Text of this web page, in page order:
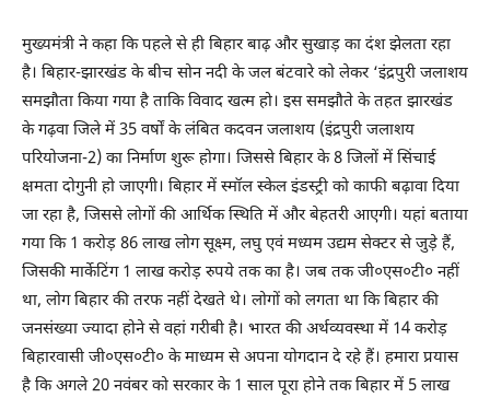
मुख्यमंत्री ने कहा कि पहले से ही बिहार बाढ़ और सुखाड़ का दंश झेलता रहा
है। बिहार-झारखंड के बीच सोन नदी के जल बंटवारे को लेकर ‘इंद्रपुरी जलाशय
समझौता किया गया है ताकि विवाद खत्म हो। इस समझौते के तहत झारखंड
के गढ़वा जिले में 35 वर्षों के लंबित कदवन जलाशय (इंद्रपुरी जलाशय
परियोजना-2) का निर्माण शुरू होगा। जिससे बिहार के 8 जिलों में सिंचाई
क्षमता दोगुनी हो जाएगी। बिहार में स्मॉल स्केल इंडस्ट्री को काफी बढ़ावा दिया
जा रहा है, जिससे लोगों की आर्थिक स्थिति में और बेहतरी आएगी। यहां बताया
गया कि 1 करोड़ 86 लाख लोग सूक्ष्म, लघु एवं मध्यम उद्यम सेक्टर से जुड़े हैं,
जिसकी मार्केटिंग 1 लाख करोड़ रुपये तक का है। जब तक जी०एस०टी० नहीं
था, लोग बिहार की तरफ नहीं देखते थे। लोगों को लगता था कि बिहार की
जनसंख्या ज्यादा होने से वहां गरीबी है। भारत की अर्थव्यवस्था में 14 करोड़
बिहारवासी जी०एस०टी० के माध्यम से अपना योगदान दे रहे हैं। हमारा प्रयास
है कि अगले 20 नवंबर को सरकार के 1 साल पूरा होने तक बिहार में 5 लाख